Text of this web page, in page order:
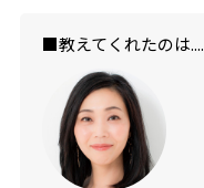
■教えてくれたのは....